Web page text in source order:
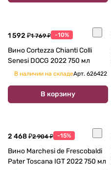
1 592 ₽1 769 ₽ -10%
Вино Cortezza Chianti Colli
Senesi DOCG 2022 750 мл
В наличии на складеАрт. 626422
В корзину
2 468 ₽2 904 ₽ -15%
Вино Marchesi de Frescobaldi
Pater Toscana IGT 2022 750 мл